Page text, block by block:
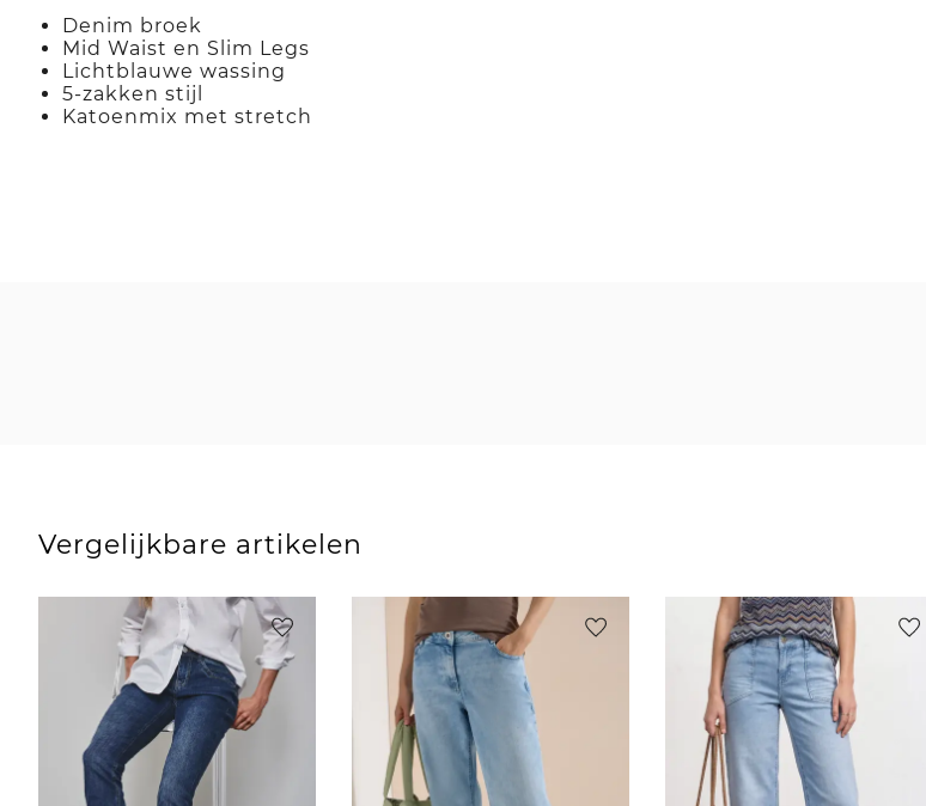
Denim broek
Mid Waist en Slim Legs
Lichtblauwe wassing
5-zakken stijl
Katoenmix met stretch
Vergelijkbare artikelen